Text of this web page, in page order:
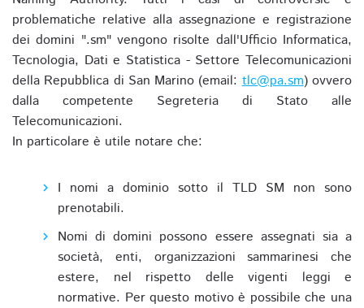
problematiche relative alla assegnazione e registrazione
dei domini ".sm" vengono risolte dall'Ufficio Informatica,
Tecnologia, Dati e Statistica - Settore Telecomunicazioni
della Repubblica di San Marino (email:tlc@pa.sm) ovvero
dalla competente Segreteria di Stato alle
Telecomunicazioni.
In particolare è utile notare che:
I nomi a dominio sotto il TLD SM non sono
prenotabili.
Nomi di domini possono essere assegnati sia a
società, enti, organizzazioni sammarinesi che
estere, nel rispetto delle vigenti leggi e
normative. Per questo motivo è possibile che una